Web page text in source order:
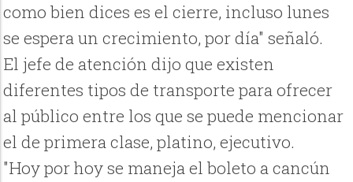
como bien dices es el cierre, incluso lunes
se espera un crecimiento, por día" señaló.
El jefe de atención dijo que existen
diferentes tipos de transporte para ofrecer
al público entre los que se puede mencionar
el de primera clase, platino, ejecutivo.
"Hoy por hoy se maneja el boleto a cancún